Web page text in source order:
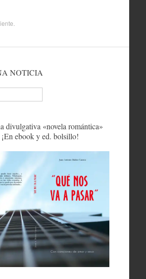
NOTICIA
divulgativa «novela romántica»
ebook y ed. bolsillo!